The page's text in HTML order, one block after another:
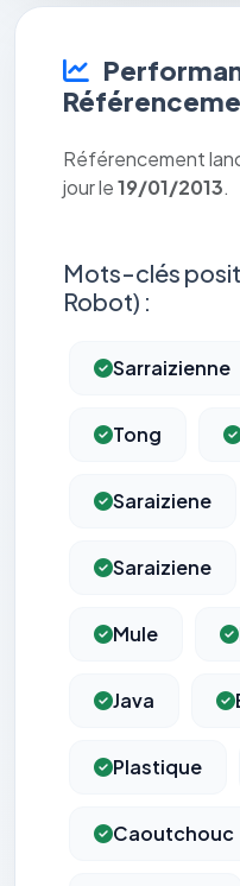
Référencement
jour le19/01/2013.
Mots-clés
Robot) :
Sarraizienne
Tong
Saraiziene
Saraiziene
Mule
Java
Plastique
Caoutchouc